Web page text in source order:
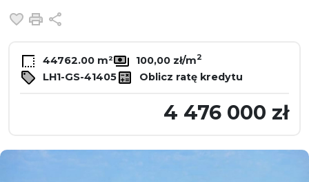
Dodaj do ulubionych
Drukuj
44762.00 m² 100,00 zł/m2
LH1-GS-41405 Oblicz ratę kredytu
4 476 000 zł